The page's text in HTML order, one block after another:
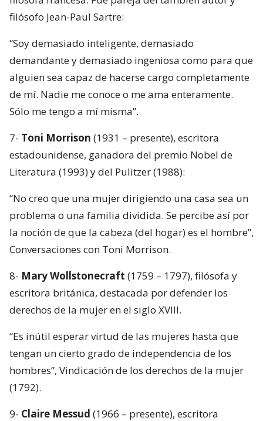
filósofo Jean-Paul Sartre:
“Soy demasiado inteligente, demasiado
demandante y demasiado ingeniosa como para que
alguien sea capaz de hacerse cargo completamente
de mí. Nadie me conoce o me ama enteramente.
Sólo me tengo a mí misma”.
7- Toni Morrison (1931 – presente), escritora
estadounidense, ganadora del premio Nobel de
Literatura (1993) y del Pulitzer (1988):
“No creo que una mujer dirigiendo una casa sea un
problema o una familia dividida. Se percibe así por
la noción de que la cabeza (del hogar) es el hombre”,
Conversaciones con Toni Morrison.
8- Mary Wollstonecraft (1759 – 1797), filósofa y
escritora británica, destacada por defender los
derechos de la mujer en el siglo XVIII.
“Es inútil esperar virtud de las mujeres hasta que
tengan un cierto grado de independencia de los
hombres”, Vindicación de los derechos de la mujer
(1792).
9- Claire Messud (1966 – presente), escritora